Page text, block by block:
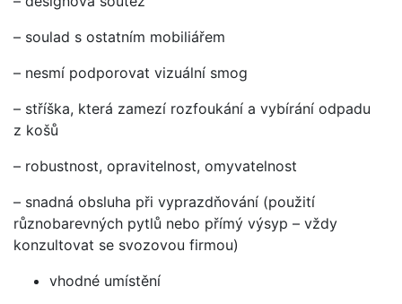
– soulad s ostatním mobiliářem
– nesmí podporovat vizuální smog
– stříška, která zamezí rozfoukání a vybírání odpadu
z košů
– robustnost, opravitelnost, omyvatelnost
– snadná obsluha při vyprazdňování (použití
různobarevných pytlů nebo přímý výsyp – vždy
konzultovat se svozovou firmou)
vhodné umístění